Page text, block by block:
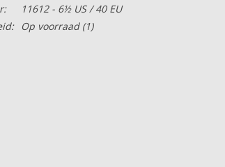
11612 - 6½ US / 40 EU
Op voorraad(1)